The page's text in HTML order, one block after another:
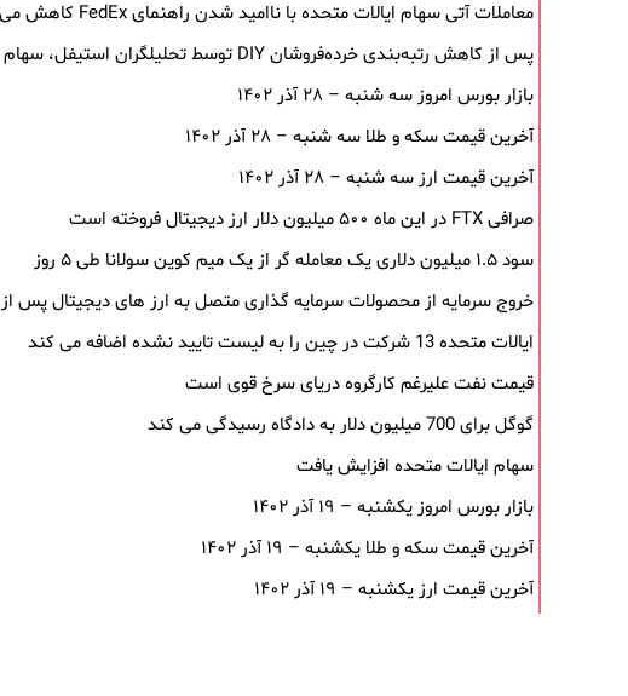
معاملات آتی سهام ایالات متحده با ناامید شدن راهنمای FedEx کاهش می یابد
پس از کاهش رتبه‌بندی خرده‌فروشان DIY توسط تحلیلگران استیفل، سهام سقوط کرد.
بازار بورس امروز سه شنبه – ۲۸ آذر ۱۴۰۲
آخرین قیمت سکه و طلا سه شنبه – ۲۸ آذر ۱۴۰۲
آخرین قیمت ارز سه شنبه – ۲۸ آذر ۱۴۰۲
صرافی FTX در این ماه ۵۰۰ میلیون دلار ارز دیجیتال فروخته است
سود ۱.۵ میلیون دلاری یک معامله ‌گر از یک میم‌ کوین سولانا طی ۵ روز
خروج سرمایه از محصولات سرمایه ‌گذاری متصل به ارز های دیجیتال پس از ۱۱ هفته
ایالات متحده 13 شرکت در چین را به لیست تایید نشده اضافه می کند
قیمت نفت علیرغم کارگروه دریای سرخ قوی است
گوگل برای 700 میلیون دلار به دادگاه رسیدگی می کند
سهام ایالات متحده افزایش یافت
بازار بورس امروز یکشنبه – ۱۹ آذر ۱۴۰۲
آخرین قیمت سکه و طلا یکشنبه – ۱۹ آذر ۱۴۰۲
آخرین قیمت ارز یکشنبه – ۱۹ آذر ۱۴۰۲